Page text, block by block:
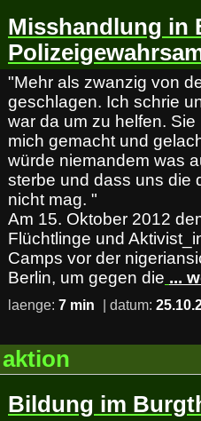
Misshandlung in
"Mehr als zwanzig von
geschlagen. Ich schrie
war da um zu helfen.
mich gemacht und
würde niemandem was
sterbe und dass uns die
nicht mag. "
Am 15. Oktober 2012
Flüchtlinge und
Camps vor der
Berlin, um gegen die ...
laenge: 7 min | datum:
aktion
Bildung im